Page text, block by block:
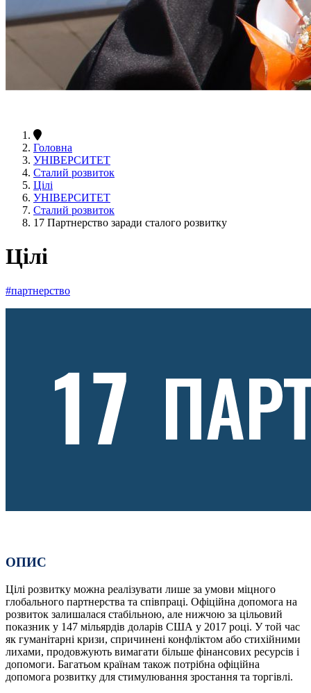
Головна
УНІВЕРСИТЕТ
Сталий розвиток
Цілі
УНІВЕРСИТЕТ
Сталий розвиток
17 Партнерство заради сталого розвитку
Цілі
#партнерство
ОПИС
Цілі розвитку можна реалізувати лише за умови міцного
глобального партнерства та співпраці. Офіційна допомога на
розвиток залишалася стабільною, але нижчою за цільовий
показник у 147 мільярдів доларів США у 2017 році. У той час
як гуманітарні кризи, спричинені конфліктом або стихійними
лихами, продовжують вимагати більше фінансових ресурсів і
допомоги. Багатьом країнам також потрібна офіційна
допомога розвитку для стимулювання зростання та торгівлі.